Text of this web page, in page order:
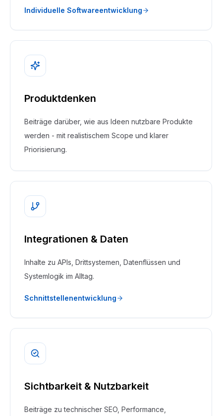
Individuelle Softwareentwicklung
Produktdenken
Beiträge darüber, wie aus Ideen nutzbare Produkte
werden - mit realistischem Scope und klarer
Priorisierung.
Integrationen & Daten
Inhalte zu APIs, Drittsystemen, Datenflüssen und
Systemlogik im Alltag.
Schnittstellenentwicklung
Sichtbarkeit & Nutzbarkeit
Beiträge zu technischer SEO, Performance,